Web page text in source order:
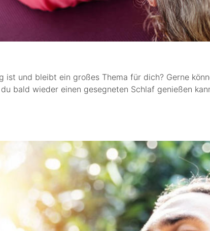
ist und bleibt ein großes Thema für dich? Gerne
bald wieder einen gesegneten Schlaf genießen